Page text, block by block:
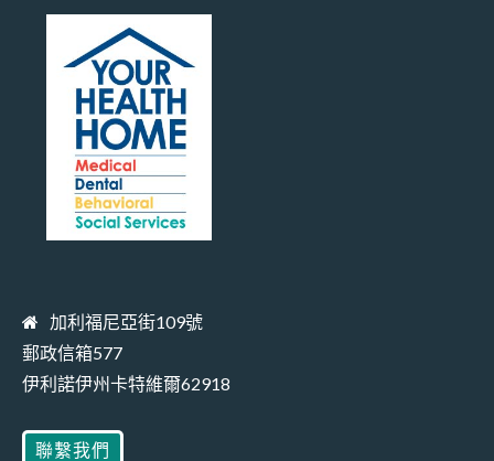
加利福尼亞街109號
郵政信箱577
伊利諾伊州卡特維爾62918
聯繫我們